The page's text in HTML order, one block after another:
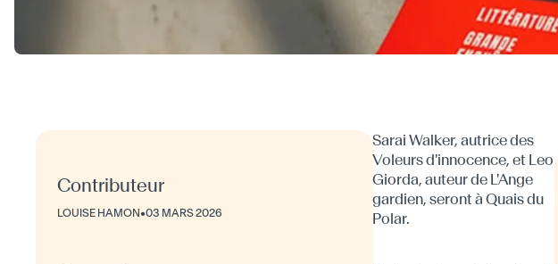
Contributeur
LOUISE HAMON•03 MARS 2026
Sarai Walker, autrice des
Voleurs d'innocence, et Leo
Giorda, auteur de L'Ange
gardien, seront à Quais du
Polar.